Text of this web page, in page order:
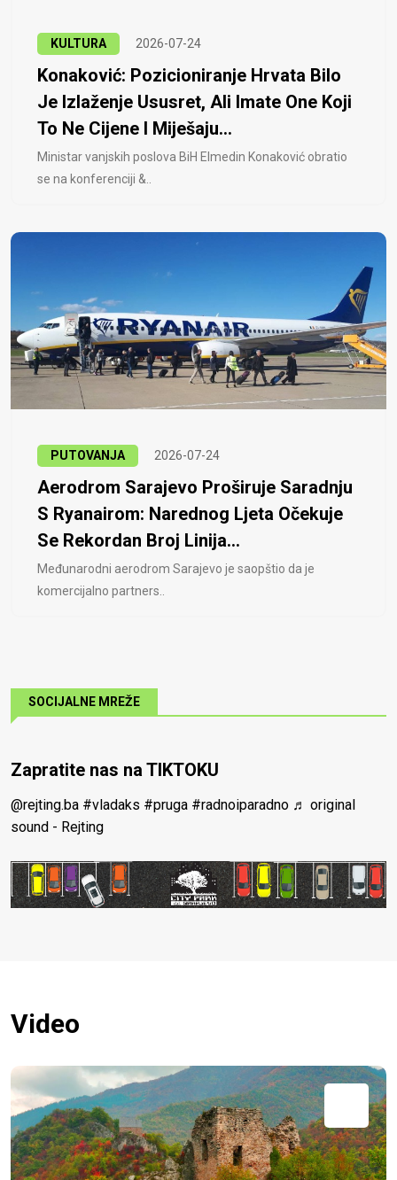
KULTURA 2026-07-24
Konaković: Pozicioniranje Hrvata Bilo
Je Izlaženje Ususret, Ali Imate One Koji
To Ne Cijene I Miješaju...
Ministar vanjskih poslova BiH Elmedin Konaković obratio
se na konferenciji &..
PUTOVANJA 2026-07-24
Aerodrom Sarajevo Proširuje Saradnju
S Ryanairom: Narednog Ljeta Očekuje
Se Rekordan Broj Linija...
Međunarodni aerodrom Sarajevo je saopštio da je
komercijalno partners..
SOCIJALNE MREŽE
Zapratite nas na TIKTOKU
@rejting.ba #vladaks #pruga #radnoiparadno ♬ original
sound - Rejting
Video